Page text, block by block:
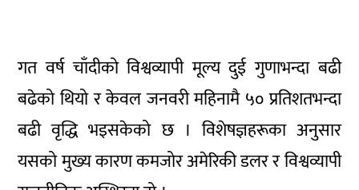
गत वर्ष चाँदीको विश्वव्यापी मूल्य दुई गुणाभन्दा बढी
बढेको थियो र केवल जनवरी महिनामै ५० प्रतिशतभन्दा
बढी वृद्धि भइसकेको छ । विशेषज्ञहरूका अनुसार
यसको मुख्य कारण कमजोर अमेरिकी डलर र विश्वव्यापी